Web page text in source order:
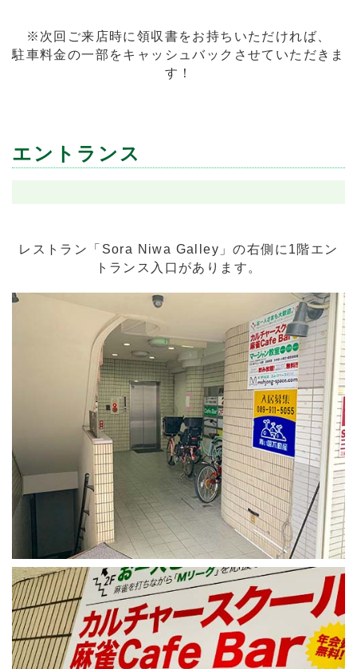
※次回ご来店時に領収書をお持ちいただければ、
駐車料金の一部をキャッシュバックさせていただきま
す！
エントランス
レストラン「Sora Niwa Galley」の右側に1階エン
トランス入口があります。